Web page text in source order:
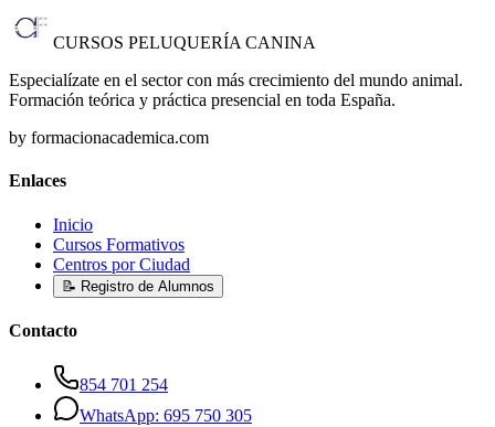
CURSOS PELUQUERÍA CANINA
Especialízate en el sector con más crecimiento del mundo animal.
Formación teórica y práctica presencial en toda España.
by formacionacademica.com
Enlaces
Inicio
Cursos Formativos
Centros por Ciudad
📝 Registro de Alumnos
Contacto
854 701 254
WhatsApp: 695 750 305